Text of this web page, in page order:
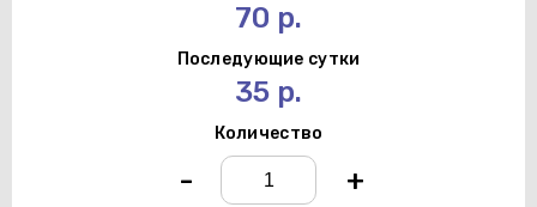
70 р.
Последующие сутки
35 р.
Количество
- +